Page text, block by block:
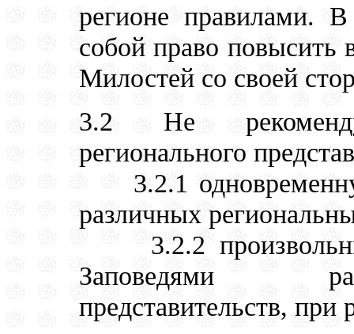
регионе правилами.
собой право повысить
Милостей со своей
3.2 Не
регионального
3.2.1
различных
3.2.2
Заповедями
представительств, при